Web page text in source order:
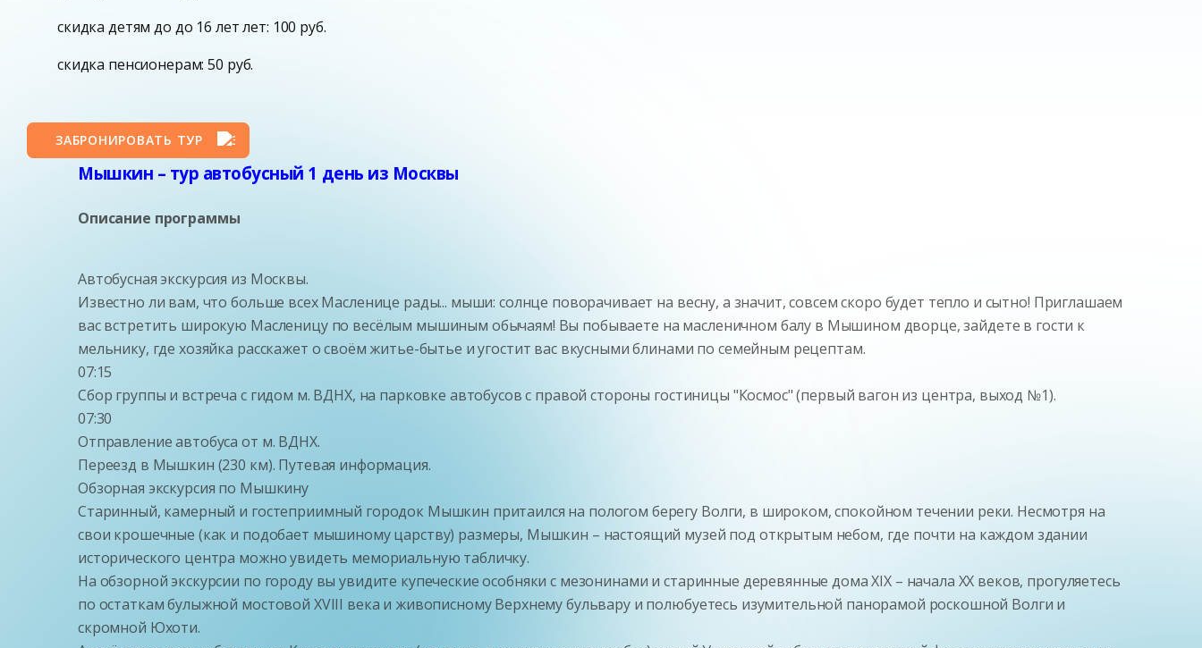
скидка детям до до 16 лет лет: 100 руб.
скидка пенсионерам: 50 руб.
ЗАБРОНИРОВАТЬ ТУР
Мышкин – тур автобусный 1 день из Москвы
Описание программы
Автобусная экскурсия из Москвы.
Известно ли вам, что больше всех Масленице рады... мыши: солнце поворачивает на весну, а значит, совсем скоро будет тепло и сытно! Приглашаем
вас встретить широкую Масленицу по весёлым мышиным обычаям! Вы побываете на масленичном балу в Мышином дворце, зайдете в гости к
мельнику, где хозяйка расскажет о своём житье-бытье и угостит вас вкусными блинами по семейным рецептам.
07:15
Сбор группы и встреча с гидом м. ВДНХ, на парковке автобусов с правой стороны гостиницы "Космос" (первый вагон из центра, выход №1).
07:30
Отправление автобуса от м. ВДНХ.
Переезд в Мышкин (230 км). Путевая информация.
Обзорная экскурсия по Мышкину
Старинный, камерный и гостеприимный городок Мышкин притаился на пологом берегу Волги, в широком, спокойном течении реки. Несмотря на
свои крошечные (как и подобает мышиному царству) размеры, Мышкин – настоящий музей под открытым небом, где почти на каждом здании
исторического центра можно увидеть мемориальную табличку.
На обзорной экскурсии по городу вы увидите купеческие особняки с мезонинами и старинные деревянные дома XIX – начала XX веков, прогуляетесь
по остаткам булыжной мостовой XVIII века и живописному Верхнему бульвару и полюбуетесь изумительной панорамой роскошной Волги и
скромной Юхоти.